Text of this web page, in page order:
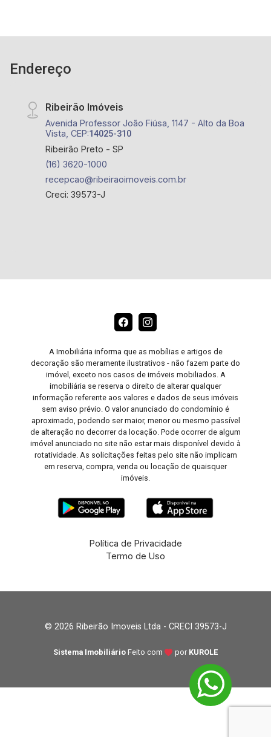
Endereço
Ribeirão Imóveis
Avenida Professor João Fiúsa, 1147 - Alto da Boa
Vista, CEP:14025-310
Ribeirão Preto - SP
(16) 3620-1000
recepcao@ribeiraoimoveis.com.br
Creci: 39573-J
A Imobiliária informa que as mobílias e artigos de
decoração são meramente ilustrativos - não fazem parte do
imóvel, exceto nos casos de imóveis mobiliados. A
imobiliária se reserva o direito de alterar qualquer
informação referente aos valores e dados de seus imóveis
sem aviso prévio. O valor anunciado do condomínio é
aproximado, podendo ser maior, menor ou mesmo passível
de alteração no decorrer da locação. Pode ocorrer de algum
imóvel anunciado no site não estar mais disponível devido à
rotatividade. As solicitações feitas pelo site não implicam
em reserva, compra, venda ou locação de quaisquer
imóveis.
Política de Privacidade
Termo de Uso
© 2026 Ribeirão Imoveis Ltda - CRECI 39573-J
Sistema Imobiliário Feito com por KUROLE